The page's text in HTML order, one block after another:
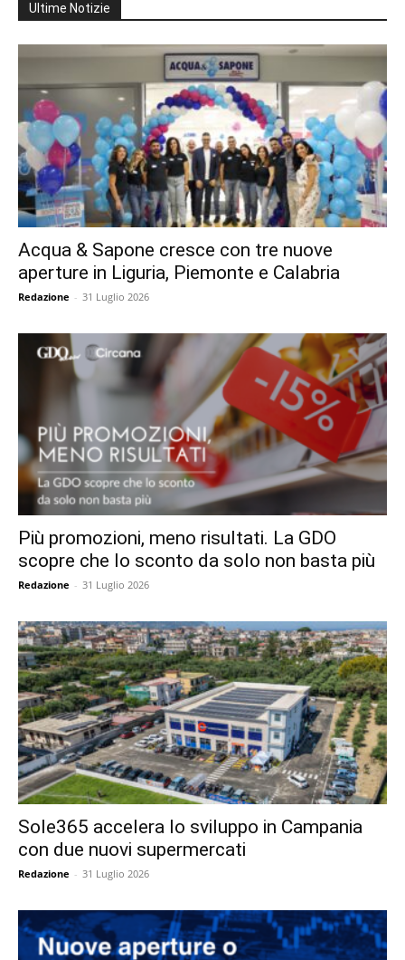
Ultime Notizie
Acqua & Sapone cresce con tre nuove
aperture in Liguria, Piemonte e Calabria
Redazione - 31 Luglio 2026
Più promozioni, meno risultati. La GDO
scopre che lo sconto da solo non basta più
Redazione - 31 Luglio 2026
Sole365 accelera lo sviluppo in Campania
con due nuovi supermercati
Redazione - 31 Luglio 2026